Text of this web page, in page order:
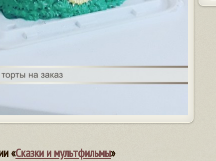
«Сказки и мультфильмы»